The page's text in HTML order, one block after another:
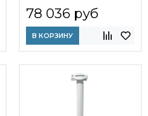
78 036 руб
В КОРЗИНУ